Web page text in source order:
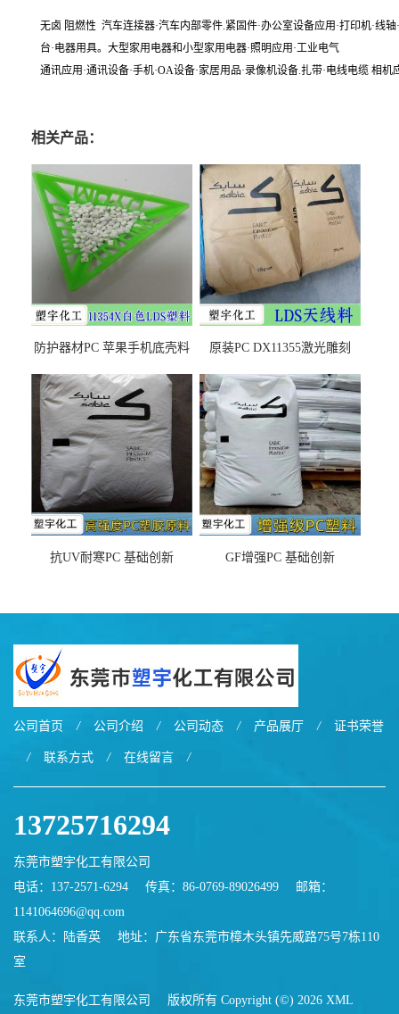
无卤 阻燃性 汽车连接器·汽车内部零件.紧固件·办公室设备应用·打印机·线
台·电器用具。大型家用电器和小型家用电器·照明应用·工业电气
通讯应用·通讯设备·手机·OA设备·家居用品·录像机设备.扎带·电线电缆 相
相关产品：
防护器材PC 苹果手机底壳料
之忧
原装PC DX11355激光雕刻
抗UV耐寒PC 基础创新
GF增强PC 基础创新
公司首页 / 公司介绍 / 公司动态 / 产品展厅 / 证书荣誉
/ 联系方式 / 在线留言 /
13725716294
东莞市塑宇化工有限公司
电话：137-2571-6294
传真：86-0769-89026499
邮箱：
1141064696@qq.com
联系人：陆香英
地址：广东省东莞市樟木头镇先威路75号7栋110
室
东莞市塑宇化工有限公司 版权所有 Copyright (©) 2026 XML